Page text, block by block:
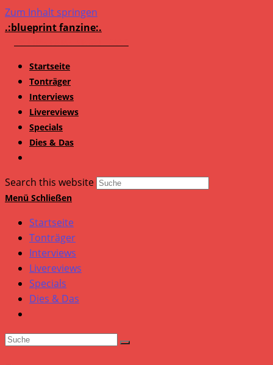
Zum Inhalt springen
.:blueprint fanzine:.
Startseite
Tonträger
Interviews
Livereviews
Specials
Dies & Das
Search this website
Menü Schließen
Startseite
Tonträger
Interviews
Livereviews
Specials
Dies & Das